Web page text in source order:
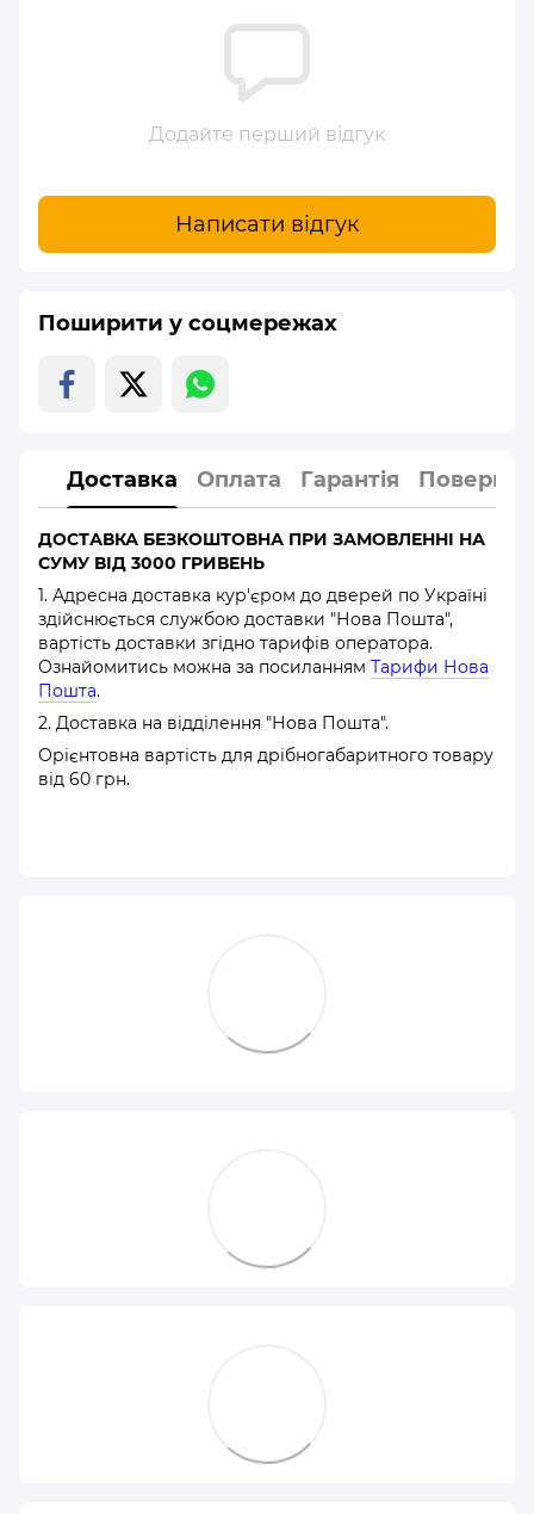
Додайте перший відгук
Написати відгук
Поширити у соцмережах
Доставка Оплата Гарантія
ДОСТАВКА БЕЗКОШТОВНА ПРИ ЗАМОВЛЕННІ НА
СУМУ ВІД 3000 ГРИВЕНЬ
1. Адресна доставка кур'єром до дверей по Україні
здійснюється службою доставки "Нова Пошта",
вартість доставки згідно тарифів оператора.
Ознайомитись можна за посиланням Тарифи Нова
Пошта.
2. Доставка на відділення "Нова Пошта".
Орієнтовна вартість для дрібногабаритного товару
від 60 грн.